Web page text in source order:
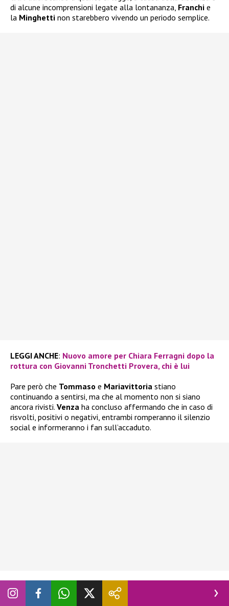
di alcune incomprensioni legate alla lontananza, Franchi e
la Minghetti non starebbero vivendo un periodo semplice.
LEGGI ANCHE: Nuovo amore per Chiara Ferragni dopo la
rottura con Giovanni Tronchetti Provera, chi è lui
Pare però che Tommaso e Mariavittoria stiano
continuando a sentirsi, ma che al momento non si siano
ancora rivisti. Venza ha concluso affermando che in caso di
risvolti, positivi o negativi, entrambi romperanno il silenzio
social e informeranno i fan sull’accaduto.
SeguiteNovella 2000 anche
su:
Facebook ,Instagram X.